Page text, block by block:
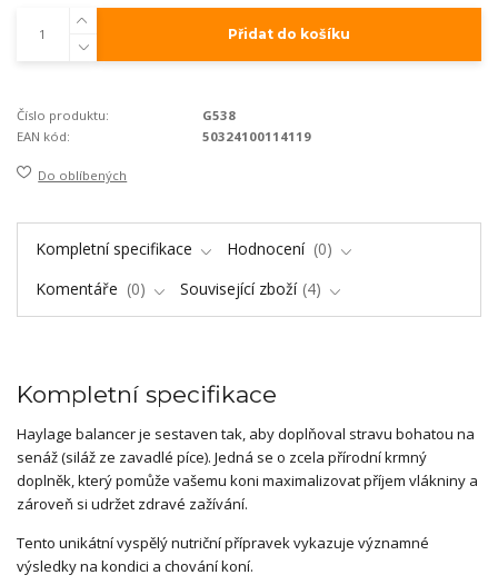
Přidat do košíku
Číslo produktu:
G538
EAN kód:
50324100114119
Do oblíbených
Kompletní specifikace Hodnocení
0
Komentáře
0 Související zboží 4
Kompletní specifikace
Haylage balancer je sestaven tak, aby doplňoval stravu bohatou na
senáž (siláž ze zavadlé píce). Jedná se o zcela přírodní krmný
doplněk, který pomůže vašemu koni maximalizovat příjem vlákniny a
zároveň si udržet zdravé zažívání.
Tento unikátní vyspělý nutriční přípravek vykazuje významné
výsledky na kondici a chování koní.